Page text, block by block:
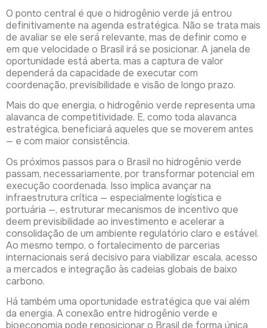
O ponto central é que o hidrogênio verde já entrou
definitivamente na agenda estratégica. Não se trata mais
de avaliar se ele será relevante, mas de definir como e
em que velocidade o Brasil irá se posicionar. A janela de
oportunidade está aberta, mas a captura de valor
dependerá da capacidade de executar com
coordenação, previsibilidade e visão de longo prazo.
Mais do que energia, o hidrogênio verde representa uma
alavanca de competitividade. E, como toda alavanca
estratégica, beneficiará aqueles que se moverem antes
— e com maior consistência.
Os próximos passos para o Brasil no hidrogênio verde
passam, necessariamente, por transformar potencial em
execução coordenada. Isso implica avançar na
infraestrutura crítica — especialmente logística e
portuária —, estruturar mecanismos de incentivo que
deem previsibilidade ao investimento e acelerar a
consolidação de um ambiente regulatório claro e estável.
Ao mesmo tempo, o fortalecimento de parcerias
internacionais será decisivo para viabilizar escala, acesso
a mercados e integração às cadeias globais de baixo
carbono.
Há também uma oportunidade estratégica que vai além
da energia. A conexão entre hidrogênio verde e
bioeconomia pode reposicionar o Brasil de forma única